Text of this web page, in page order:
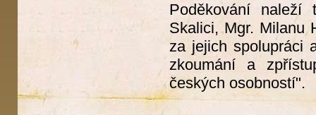
Poděkování naleží
Skalici, Mgr. Milanu
za jejich spolupráci
zkoumání a
českých